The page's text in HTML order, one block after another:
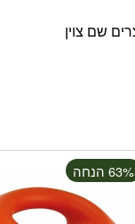
מוצרים שם צוין
‫63% הנחה